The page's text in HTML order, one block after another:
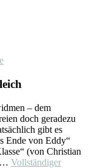
– dem
doch geradezu
gibt es
Ende von Eddy“
(von Christian
Vollständiger